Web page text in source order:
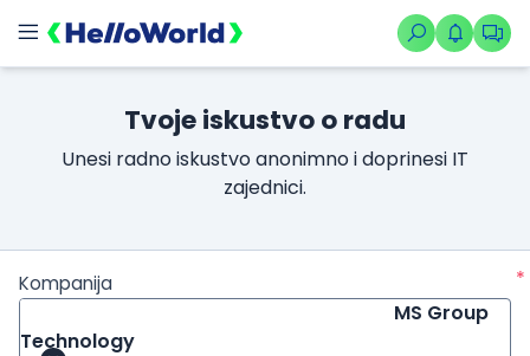
Tvoje iskustvo o radu
Unesi radno iskustvo anonimno i doprinesi IT
zajednici.
Kompanija
*
MS Group
Technology
/kompanije/iskustvo/